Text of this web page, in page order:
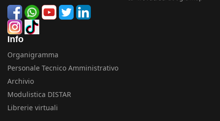
Info
Organigramma
Personale Tecnico Amministrativo
Archivio
Modulistica DISTAR
Librerie virtuali